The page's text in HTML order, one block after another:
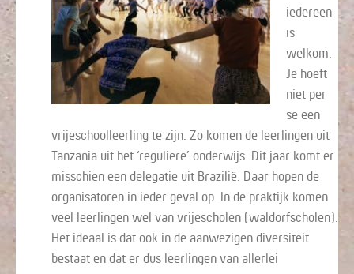
iedereen
is
welkom.
Je hoeft
niet per
se een
vrijeschoolleerling te zijn. Zo komen de leerlingen uit
Tanzania uit het ‘reguliere’ onderwijs. Dit jaar komt er
misschien een delegatie uit Brazilië. Daar hopen de
organisatoren in ieder geval op. In de praktijk komen
veel leerlingen wel van vrijescholen (waldorfscholen).
Het ideaal is dat ook in de aanwezigen diversiteit
bestaat en dat er dus leerlingen van allerlei